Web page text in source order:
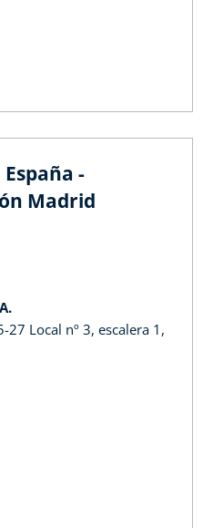
-
Madrid
27 Local nº 3, escalera 1,